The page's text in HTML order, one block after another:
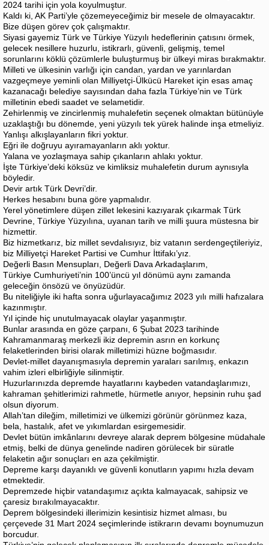
2024 tarihi için yola koyulmuştur.
Kaldı ki, AK Parti’yle çözemeyeceğimiz bir mesele de olmayacaktır.
Bize düşen görev çok çalışmaktır.
Siyasi gayemiz Türk ve Türkiye Yüzyılı hedeflerinin çatısını örmek,
gelecek nesillere huzurlu, istikrarlı, güvenli, gelişmiş, temel
sorunlarını köklü çözümlerle buluşturmuş bir ülkeyi miras bırakmaktır.
Milleti ve ülkesinin varlığı için candan, yardan ve yarınlardan
vazgeçmeye yeminli olan Milliyetçi-Ülkücü Hareket için esas amaç
kazanacağı belediye sayısından daha fazla Türkiye’nin ve Türk
milletinin ebedi saadet ve selametidir.
Zehirlenmiş ve zincirlenmiş muhalefetin seçenek olmaktan bütünüyle
uzaklaştığı bu dönemde, yeni yüzyılı tek yürek halinde inşa etmeliyiz.
Yanlışı alkışlayanların fikri yoktur.
Eğri ile doğruyu ayıramayanların aklı yoktur.
Yalana ve yozlaşmaya sahip çıkanların ahlakı yoktur.
İşte Türkiye’deki köksüz ve kimliksiz muhalefetin durum aynısıyla
böyledir.
Devir artık Türk Devri’dir.
Herkes hesabını buna göre yapmalıdır.
Yerel yönetimlere düşen zillet lekesini kazıyarak çıkarmak Türk
Devrine, Türkiye Yüzyılına, uyanan tarih ve milli şuura müstesna bir
hizmettir.
Biz hizmetkarız, biz millet sevdalısıyız, biz vatanın serdengeçtileriyiz,
biz Milliyetçi Hareket Partisi ve Cumhur İttifakı’yız.
Değerli Basın Mensupları, Değerli Dava Arkadaşlarım,
Türkiye Cumhuriyeti’nin 100’üncü yıl dönümü aynı zamanda
geleceğin önsözü ve önyüzüdür.
Bu niteliğiyle iki hafta sonra uğurlayacağımız 2023 yılı milli hafızalara
kazınmıştır.
Yıl içinde hiç unutulmayacak olaylar yaşanmıştır.
Bunlar arasında en göze çarpanı, 6 Şubat 2023 tarihinde
Kahramanmaraş merkezli ikiz depremin asrın en korkunç
felaketlerinden birisi olarak milletimizi hüzne boğmasıdır.
Devlet-millet dayanışmasıyla depremin yaraları sarılmış, enkazın
vahim izleri elbirliğiyle silinmiştir.
Huzurlarınızda depremde hayatlarını kaybeden vatandaşlarımızı,
kahraman şehitlerimizi rahmetle, hürmetle anıyor, hepsinin ruhu şad
olsun diyorum.
Allah’tan dileğim, milletimizi ve ülkemizi görünür görünmez kaza,
bela, hastalık, afet ve yıkımlardan esirgemesidir.
Devlet bütün imkânlarını devreye alarak deprem bölgesine müdahale
etmiş, belki de dünya genelinde nadiren görülecek bir süratle
felaketin ağır sonuçları en aza çekilmiştir.
Depreme karşı dayanıklı ve güvenli konutların yapımı hızla devam
etmektedir.
Depremzede hiçbir vatandaşımız açıkta kalmayacak, sahipsiz ve
çaresiz bırakılmayacaktır.
Deprem bölgesindeki illerimizin kesintisiz hizmet alması, bu
çerçevede 31 Mart 2024 seçimlerinde istikrarın devamı boynumuzun
borcudur.